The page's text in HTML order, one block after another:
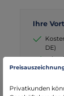
Ihre
DE)
seit
Privatkunden